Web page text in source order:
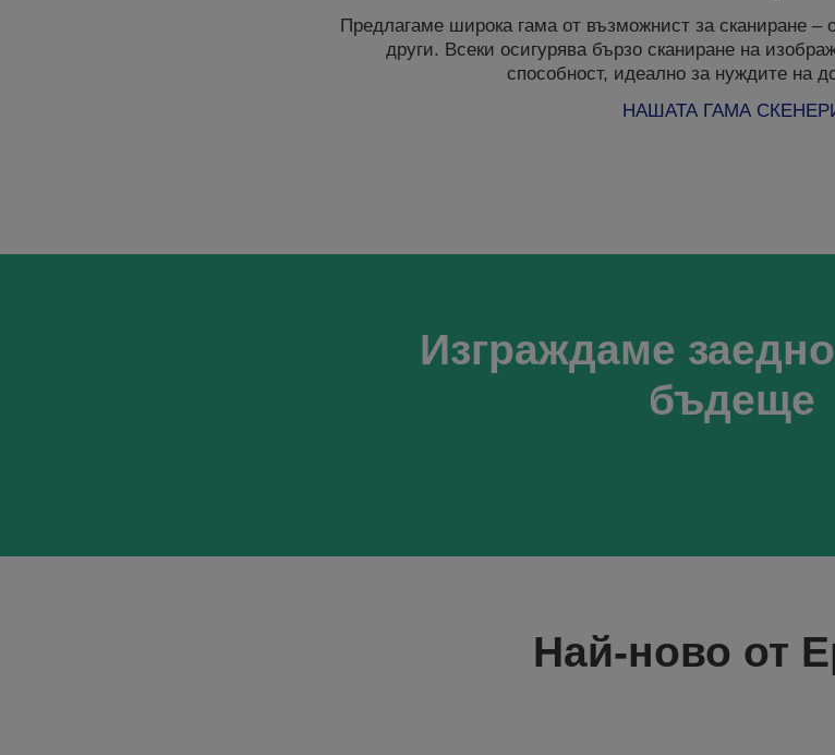
Предлагаме широка гама от възможнист за сканиране –
други. Всеки осигурява бързо сканиране на
способност, идеално за нуждите на
НАШАТА ГАМА
Изграждаме
бъдеще
Най-ново от